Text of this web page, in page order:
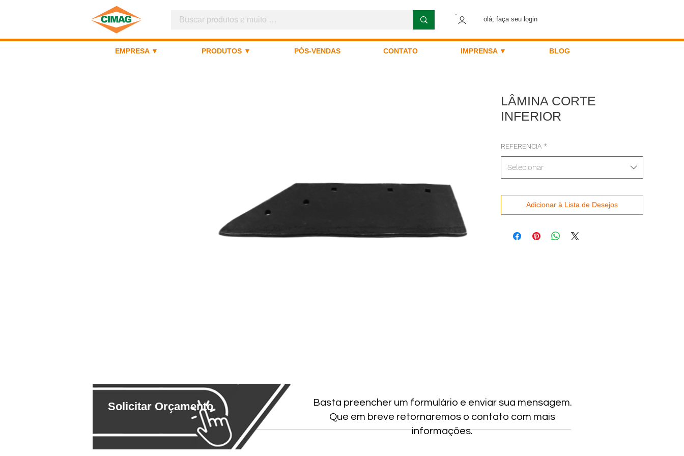
olá, faça seu login
EMPRESA ▼ PRODUTOS ▼ PÓS-VENDAS CONTATO IMPRENSA ▼ BLOG
LÂMINA CORTE
INFERIOR
REFERENCIA *
Selecionar
Adicionar à Lista de Desejos
Solicitar Orçamento
Basta preencher um formulário e enviar sua mensagem.
Que em breve retornaremos o contato com mais
informações.